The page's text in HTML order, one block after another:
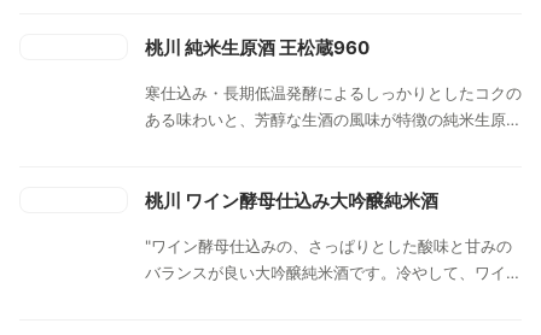
桃川 純米生原酒 王松蔵960
寒仕込み・長期低温発酵によるしっかりとしたコクの
ある味わいと、芳醇な生酒の風味が特徴の純米生原酒
桃川 ワイン酵母仕込み大吟醸純米酒
"ワイン酵母仕込みの、さっぱりとした酸味と甘みの
バランスが良い大吟醸純米酒です。冷やして、ワイン